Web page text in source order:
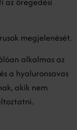
megjelenését.
alkalmas az
a hyaluronsavas
akik nem